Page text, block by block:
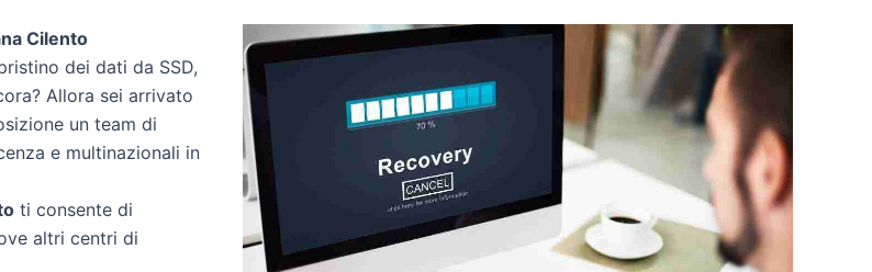
Cilento
dei dati da SSD,
Allora sei arrivato
un team di
e multinazionali in
ti consente di
altri centri di